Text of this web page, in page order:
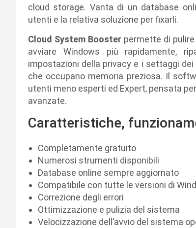
cloud storage. Vanta di un database
utenti e la relativa soluzione per fixarli.
Cloud System Booster permette di
avviare Windows più rapidamente,
impostazioni della privacy e i settaggi
che occupano memoria preziosa. Il
utenti meno esperti ed Expert, pensata
avanzate.
Caratteristiche,
Completamente gratuito
Numerosi strumenti disponibili
Database online sempre aggiornato
Compatibile con tutte le versioni di
Correzione degli errori
Ottimizzazione e pulizia del sistema
Velocizzazione dell’avvio del sistema